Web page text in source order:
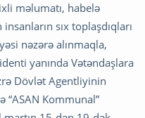
məlumatı, habelə
sıx toplaşdıqları
nəzərə alınmaqla,
yanında Vətəndaşlara
Dövlət Agentliyinin
“ASAN Kommunal”